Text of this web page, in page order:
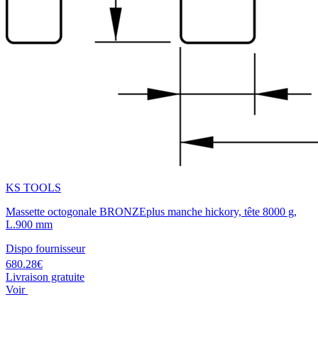
KS TOOLS
Massette octogonale BRONZEplus manche hickory, tête 8000 g,
L.900 mm
Dispo fournisseur
680.28€
Livraison gratuite
Voir